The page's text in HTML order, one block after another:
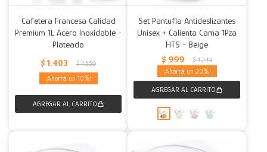
Cafetera Francesa Calidad
Premium 1L Acero Inoxidable -
Plateado
$ 1.403 $ 1.559
10
Set Pantufla Antideslizantes
Unisex + Calienta Cama 1Pza
HTS - Beige
$ 999 $ 1.249
20